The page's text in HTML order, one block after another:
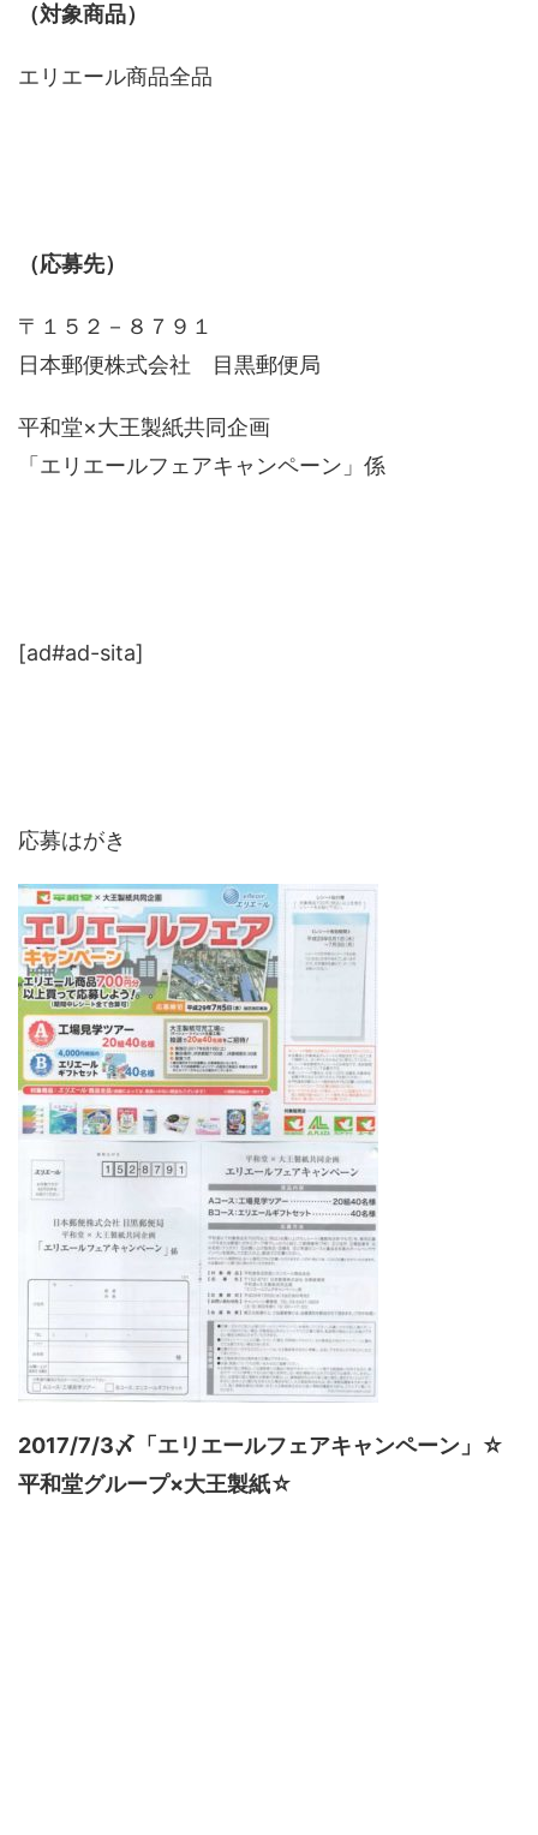
（対象商品）
エリエール商品全品
（応募先）
〒１５２－８７９１
日本郵便株式会社 目黒郵便局
平和堂×大王製紙共同企画
「エリエールフェアキャンペーン」係
[ad#ad-sita]
応募はがき
2017/7/3〆「エリエールフェアキャンペーン」☆
平和堂グループ×大王製紙☆